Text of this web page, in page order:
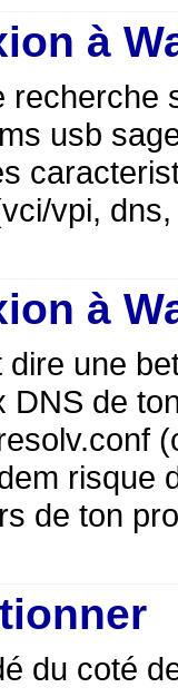
à
usb
vpi,
à
une
DNS de
risque
de ton
du coté